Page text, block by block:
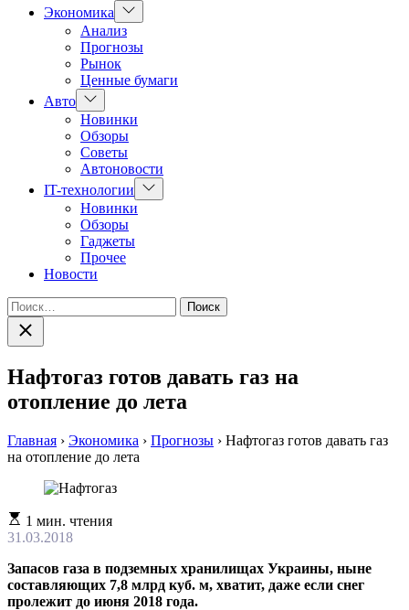
Экономика
Показать
подменю
Анализ
Прогнозы
Рынок
Ценные бумаги
Авто Показать
подменю
Новинки
Обзоры
Советы
Автоновости
IT-технологии
Показать
подменю
Новинки
Обзоры
Гаджеты
Прочее
Новости
Найти:
Закрыть
поиск
Нафтогаз готов давать газ на
отопление до лета
Главная › Экономика › Прогнозы › Нафтогаз готов давать газ
на отопление до лета
Расчетное
время
1 мин. чтения
31.03.2018
Запасов газа в подземных хранилищах Украины, ныне
составляющих 7,8 млрд куб. м, хватит, даже если снег
пролежит до июня 2018 года.